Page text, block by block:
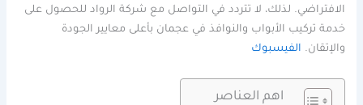
الافتراضي. لذلك، لا تتردد في التواصل مع شركة الرواد للحصول على
خدمة تركيب الأبواب والنوافذ في عجمان بأعلى معايير الجودة
والإتقان. الفيسبوك
اهم العناصر